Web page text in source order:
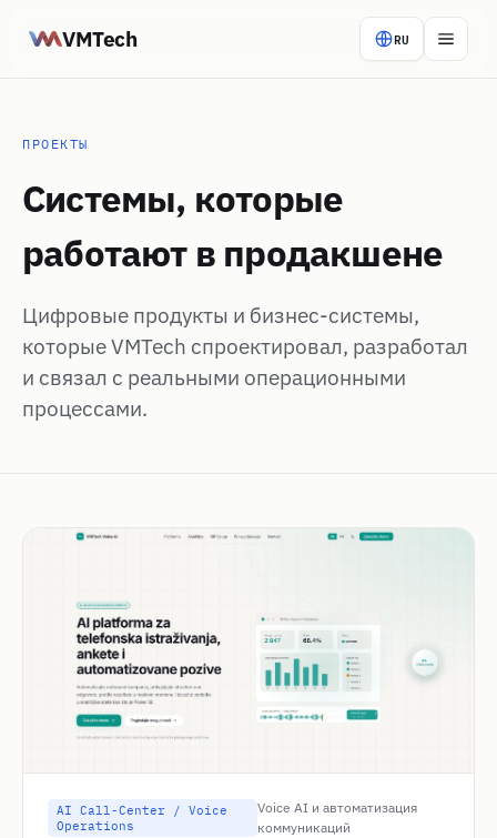
VMTech RU
ПРОЕКТЫ
Системы, которые
работают в продакшене
Цифровые продукты и бизнес-системы,
которые VMTech спроектировал, разработал
и связал с реальными операционными
процессами.
AI Call-Center / Voice
Operations
Voice AI и автоматизация
коммуникаций